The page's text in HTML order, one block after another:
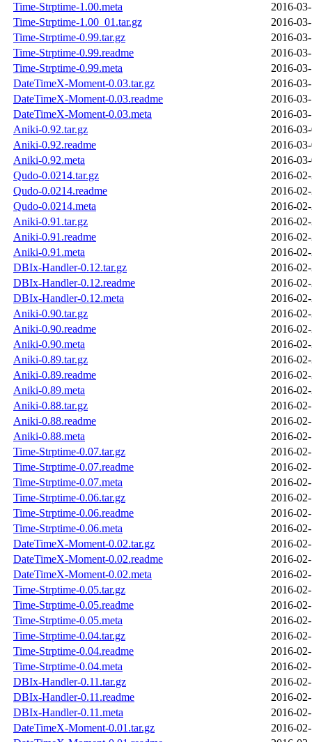
Time-Strptime-1.00.meta
2016-
Time-Strptime-1.00_01.tar.gz
2016-
Time-Strptime-0.99.tar.gz
2016-
Time-Strptime-0.99.readme
2016-
Time-Strptime-0.99.meta
2016-
DateTimeX-Moment-0.03.tar.gz
2016-
DateTimeX-Moment-0.03.readme
2016-
DateTimeX-Moment-0.03.meta
2016-
Aniki-0.92.tar.gz
2016-
Aniki-0.92.readme
2016-
Aniki-0.92.meta
2016-
Qudo-0.0214.tar.gz
2016-
Qudo-0.0214.readme
2016-
Qudo-0.0214.meta
2016-
Aniki-0.91.tar.gz
2016-
Aniki-0.91.readme
2016-
Aniki-0.91.meta
2016-
DBIx-Handler-0.12.tar.gz
2016-
DBIx-Handler-0.12.readme
2016-
DBIx-Handler-0.12.meta
2016-
Aniki-0.90.tar.gz
2016-
Aniki-0.90.readme
2016-
Aniki-0.90.meta
2016-
Aniki-0.89.tar.gz
2016-
Aniki-0.89.readme
2016-
Aniki-0.89.meta
2016-
Aniki-0.88.tar.gz
2016-
Aniki-0.88.readme
2016-
Aniki-0.88.meta
2016-
Time-Strptime-0.07.tar.gz
2016-
Time-Strptime-0.07.readme
2016-
Time-Strptime-0.07.meta
2016-
Time-Strptime-0.06.tar.gz
2016-
Time-Strptime-0.06.readme
2016-
Time-Strptime-0.06.meta
2016-
DateTimeX-Moment-0.02.tar.gz
2016-
DateTimeX-Moment-0.02.readme
2016-
DateTimeX-Moment-0.02.meta
2016-
Time-Strptime-0.05.tar.gz
2016-
Time-Strptime-0.05.readme
2016-
Time-Strptime-0.05.meta
2016-
Time-Strptime-0.04.tar.gz
2016-
Time-Strptime-0.04.readme
2016-
Time-Strptime-0.04.meta
2016-
DBIx-Handler-0.11.tar.gz
2016-
DBIx-Handler-0.11.readme
2016-
DBIx-Handler-0.11.meta
2016-
DateTimeX-Moment-0.01.tar.gz
2016-